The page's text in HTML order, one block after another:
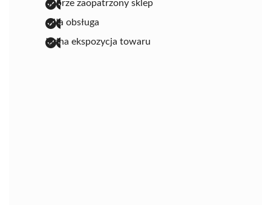
dobrze zaopatrzony sklep
miła obsługa
ładna ekspozycja towaru